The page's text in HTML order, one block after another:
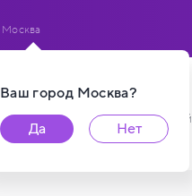
Ваш город Москва?
Да
Нет
Москва
/ Каталог карт пользователей